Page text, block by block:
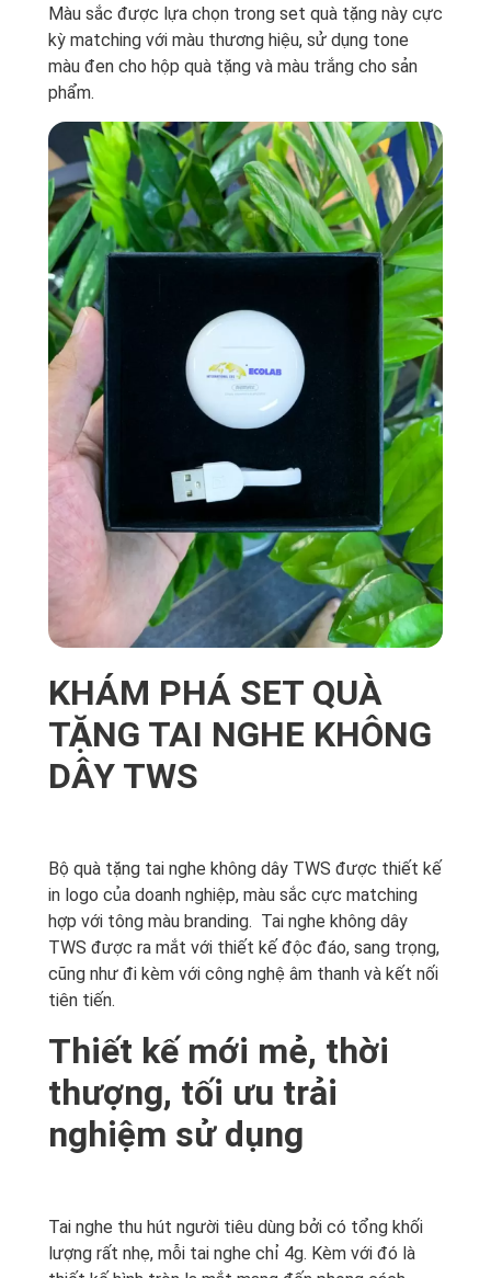
Màu sắc được lựa chọn trong set quà tặng này cực
kỳ matching với màu thương hiệu, sử dụng tone
màu đen cho hộp quà tặng và màu trắng cho sản
phẩm.
KHÁM PHÁ SET QUÀ
TẶNG TAI NGHE KHÔNG
DÂY TWS
Bộ quà tặng tai nghe không dây TWS được thiết kế
in logo của doanh nghiệp, màu sắc cực matching
hợp với tông màu branding. Tai nghe không dây
TWS được ra mắt với thiết kế độc đáo, sang trọng,
cũng như đi kèm với công nghệ âm thanh và kết nối
tiên tiến.
Thiết kế mới mẻ, thời
thượng, tối ưu trải
nghiệm sử dụng
Tai nghe thu hút người tiêu dùng bởi có tổng khối
lượng rất nhẹ, mỗi tai nghe chỉ 4g. Kèm với đó là